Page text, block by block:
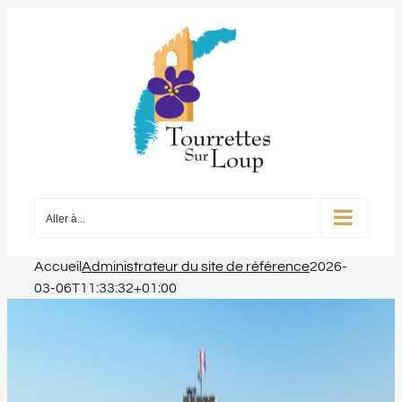
Aller à...
AccueilAdministrateur du site de référence2026-
03-06T11:33:32+01:00